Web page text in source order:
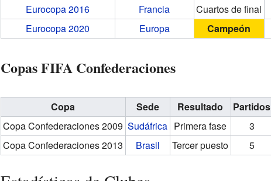
Eurocopa 2016
Francia Cuartos de final
Eurocopa 2020
Europa Campeón
Copas FIFA Confederaciones
Copa Sede Resultado Partidos
Copa Confederaciones 2009 Sudáfrica Primera fase 3
Copa Confederaciones 2013
Brasil Tercer puesto 5